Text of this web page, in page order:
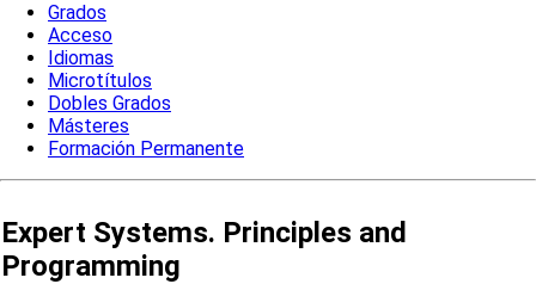
Grados
Acceso
Idiomas
Microtítulos
Dobles Grados
Másteres
Formación Permanente
Expert Systems. Principles and
Programming